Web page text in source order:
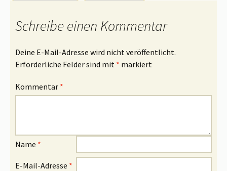
Schreibe einen Kommentar
Deine E-Mail-Adresse wird nicht veröffentlicht.
Erforderliche Felder sind mit * markiert
Kommentar *
Name *
E-Mail-Adresse *